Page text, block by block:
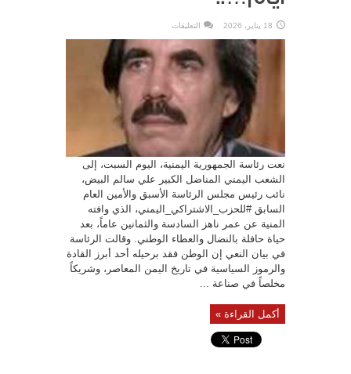
18 يناير، 2026 التعليقات
تنعى
المناضل
الكبير
سالم
البيض
وتعلن
الحداد
الرسمي
وتنكيس
الأعلام
ثلاثة
أيام…..
مغلقة
نعت رئاسة الجمهورية اليمنية، اليوم السبت، إلى
الشعب اليمني المناضل الكبير علي سالم البيض،
نائب رئيس مجلس الرئاسة الأسبق والأمين العام
السابق #للحزب_الاشتراكي_اليمني، الذي وافته
المنية عن عمر ناهز السادسة والثمانين عاماً، بعد
حياة حافلة بالنضال والعطاء الوطني. وقالت الرئاسة
في بيان النعي إن الوطن فقد برحيله أحد أبرز القادة
والرموز السياسية في تاريخ اليمن المعاصر، وشريكاً
مخلصاً في صناعة ...
أكمل القراءة »